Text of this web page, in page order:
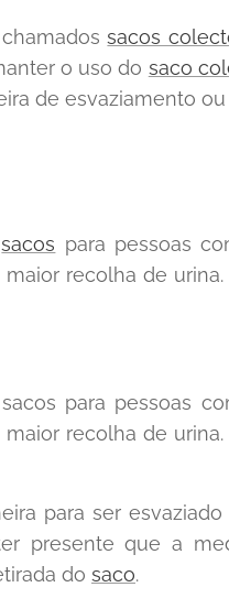
sacos
o uso do saco
de esvaziamento
sacos para pessoas
recolha de
para pessoas
recolha de
para ser
presente que a
do saco.